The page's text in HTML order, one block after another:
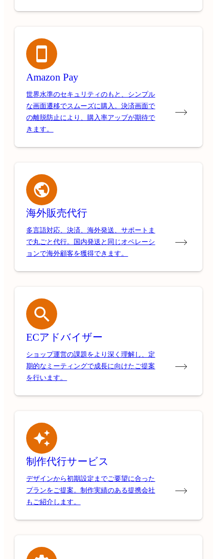
Amazon Pay
世界水準のセキュリティのもと、シンプル
な画面遷移でスムーズに購入。決済画面で
の離脱防止により、購入率アップが期待で
きます。
海外販売代行
多言語対応、決済、海外発送、サポートま
で丸ごと代行。国内発送と同じオペレーシ
ョンで海外顧客を獲得できます。
ECアドバイザー
ショップ運営の課題をより深く理解し、定
期的なミーティングで成長に向けたご提案
を行います。
制作代行サービス
デザインから初期設定までご要望に合った
プランをご提案。制作実績のある提携会社
もご紹介します。